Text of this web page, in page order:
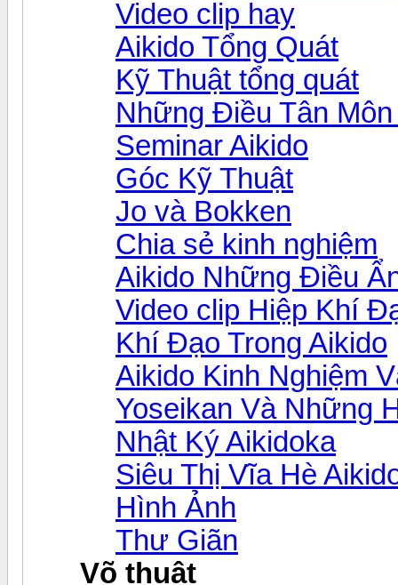
Video clip hay
Aikido Tổng Quát
Kỹ Thuật tổng quát
Những Điều Tân
Seminar Aikido
Góc Kỹ Thuật
Jo và Bokken
Chia sẻ kinh nghiệm
Aikido Những Điều
Video clip Hiệp Khí
Khí Đạo Trong Aikido
Aikido Kinh Nghiệm
Yoseikan Và Những
Nhật Ký Aikidoka
Siêu Thị Vĩa Hè
Hình Ảnh
Thư Giãn
Võ thuật